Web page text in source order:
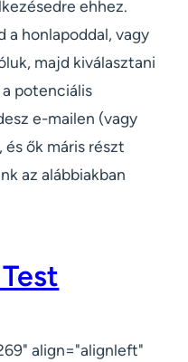
ehhez.
a honlapoddal, vagy
majd kiválasztani
potenciális
e-mailen (vagy
ők máris részt
az alábbiakban
align="alignleft"